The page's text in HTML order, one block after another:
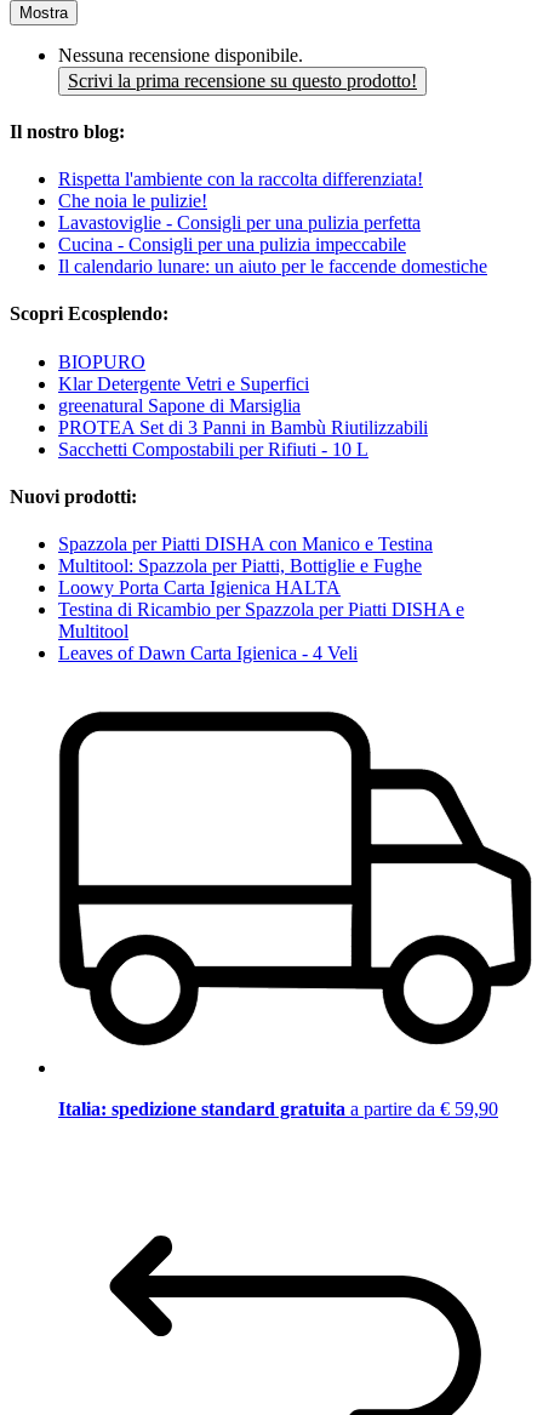
Mostra
Nessuna recensione disponibile.
Scrivi la prima recensione su questo prodotto!
Il nostro blog:
Rispetta l'ambiente con la raccolta differenziata!
Che noia le pulizie!
Lavastoviglie - Consigli per una pulizia perfetta
Cucina - Consigli per una pulizia impeccabile
Il calendario lunare: un aiuto per le faccende domestiche
Scopri Ecosplendo:
BIOPURO
Klar Detergente Vetri e Superfici
greenatural Sapone di Marsiglia
PROTEA Set di 3 Panni in Bambù Riutilizzabili
Sacchetti Compostabili per Rifiuti - 10 L
Nuovi prodotti:
Spazzola per Piatti DISHA con Manico e Testina
Multitool: Spazzola per Piatti, Bottiglie e Fughe
Loowy Porta Carta Igienica HALTA
Testina di Ricambio per Spazzola per Piatti DISHA e
Multitool
Leaves of Dawn Carta Igienica - 4 Veli
Italia: spedizione standard gratuita a partire da € 59,90